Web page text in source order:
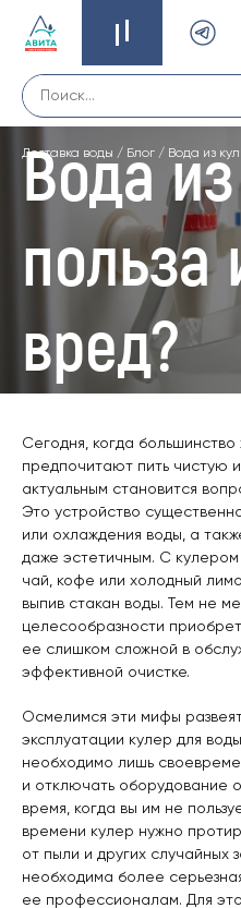
Доставка воды / Блог / Вода из
Вода
польза
вред?
Сегодня, когда
предпочитают пить чистую
актуальным становится
Это устройство
или охлаждения воды, а
даже эстетичным. С
чай, кофе или холодный
выпив стакан воды. Тем не
целесообразности
ее слишком сложной в
эффективной очистке.
Осмелимся эти мифы
эксплуатации кулер для
необходимо лишь
и отключать оборудование
время, когда вы им не
времени кулер нужно
от пыли и других случайных
необходима более
ее профессионалам. Для